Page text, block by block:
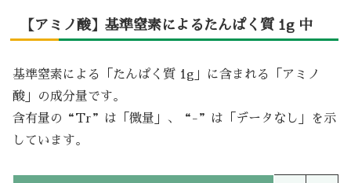
【アミノ酸】基準窒素によるたんぱく質 1g 中
基準窒素による「たんぱく質 1g」に含まれる「アミノ
酸」の成分量です。
含有量の“Tr”は「微量」、“-”は「データなし」を示
しています。